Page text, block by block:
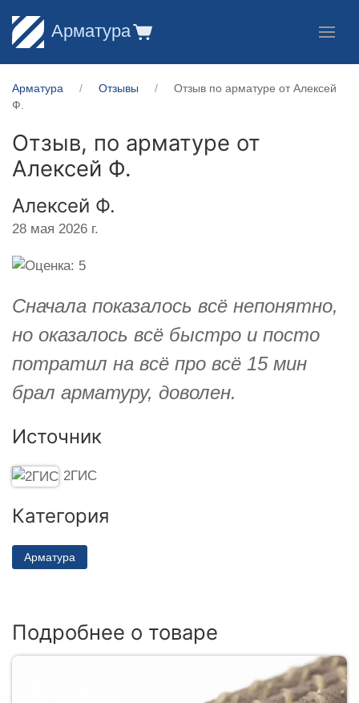
Арматура
Арматура Отзывы
Отзыв по арматуре от Алексей
Ф.
Отзыв, по арматуре от
Алексей Ф.
Алексей Ф.
28 мая 2026 г.
Сначала показалось всё непонятно,
но оказалось всё быстро и посто
потратил на всё про всё 15 мин
брал арматуру, доволен.
Источник
2ГИС
Категория
Арматура
Подробнее о товаре